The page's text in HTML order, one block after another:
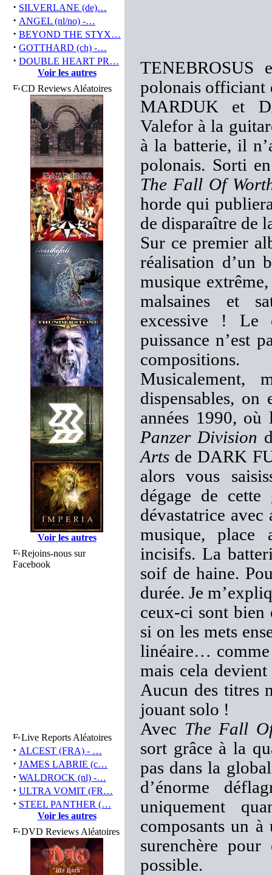
· SILVERLANE (de)…
· ANGEL (nl/no) -…
· BEYOND THE STYX…
· GOTTHARD (ch) -…
· DOUBLE HEART PR…
Voir les autres
CD Reviews Aléatoires
Voir les autres
Rejoins-nous sur
Facebook
Live Reports Aléatoires
· ALCEST (FRA) - …
· JAMES LABRIE (c…
· WALDROCK (nl) -…
· ULTRA VOMIT (FR…
· STEEL PANTHER (…
Voir les autres
DVD Reviews Aléatoires
polonais officiant
MARDUK et
Valefor à la
à la batterie, il
polonais. Sorti
The Fall Of
horde qui
de disparaître de
Sur ce premier
réalisation d’un
musique
malsaines et
excessive ! Le
puissance n’est
compositions.
Musicalement,
dispensables,
années 1990, où
Panzer Division
Arts de DARK
alors vous
dégage de
dévastatrice
musique, place
incisifs. La
soif de haine.
durée. Je
ceux-ci sont bien
si on les mets
linéaire… comme
mais cela
Aucun des titres
jouant solo !
Avec The Fall
sort grâce à la
pas dans la
d’énorme
uniquement
composants un
surenchère
possible.